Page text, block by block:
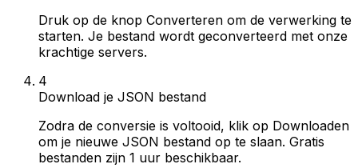
Druk op de knop Converteren om de verwerking te
starten. Je bestand wordt geconverteerd met onze
krachtige servers.
4
Download je JSON bestand
Zodra de conversie is voltooid, klik op Downloaden
om je nieuwe JSON bestand op te slaan. Gratis
bestanden zijn 1 uur beschikbaar.